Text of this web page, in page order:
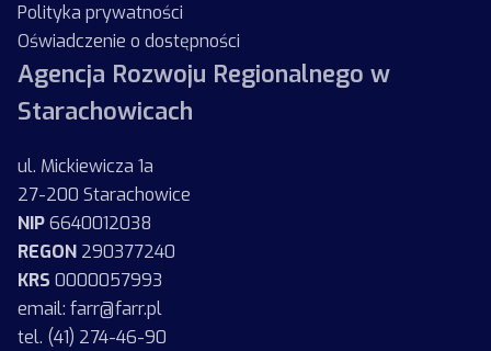
Polityka prywatności
Oświadczenie o dostępności
Agencja Rozwoju Regionalnego w
Starachowicach
ul. Mickiewicza 1a
27-200 Starachowice
NIP6640012038
REGON 290377240
KRS 0000057993
email: farr@farr.pl
tel. (41) 274-46-90